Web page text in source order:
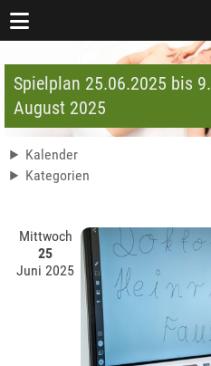
Spielplan 25.06.2025 bis 9.
August 2025
Kalender
Kategorien
Mittwoch
25
Juni 2025